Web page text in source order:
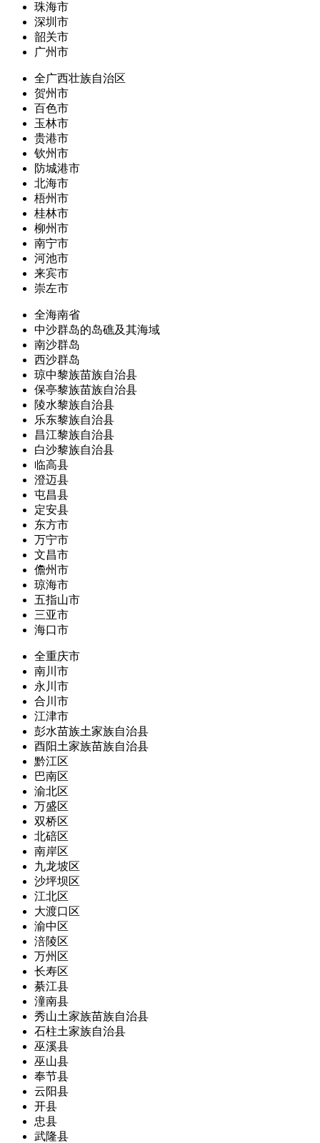
珠海市
深圳市
韶关市
广州市
全广西壮族自治区
贺州市
百色市
玉林市
贵港市
钦州市
防城港市
北海市
梧州市
桂林市
柳州市
南宁市
河池市
来宾市
崇左市
全海南省
中沙群岛的岛礁及其海域
南沙群岛
西沙群岛
琼中黎族苗族自治县
保亭黎族苗族自治县
陵水黎族自治县
乐东黎族自治县
昌江黎族自治县
白沙黎族自治县
临高县
澄迈县
屯昌县
定安县
东方市
万宁市
文昌市
儋州市
琼海市
五指山市
三亚市
海口市
全重庆市
南川市
永川市
合川市
江津市
彭水苗族土家族自治县
酉阳土家族苗族自治县
黔江区
巴南区
渝北区
万盛区
双桥区
北碚区
南岸区
九龙坡区
沙坪坝区
江北区
大渡口区
渝中区
涪陵区
万州区
长寿区
綦江县
潼南县
秀山土家族苗族自治县
石柱土家族自治县
巫溪县
巫山县
奉节县
云阳县
开县
忠县
武隆县